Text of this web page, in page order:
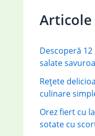
h
o
Descoperă
salate
Rețete
culinare
Orez fiert cu
sotate cu